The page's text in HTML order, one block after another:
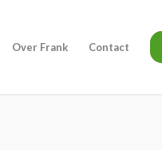
Over Frank Contact